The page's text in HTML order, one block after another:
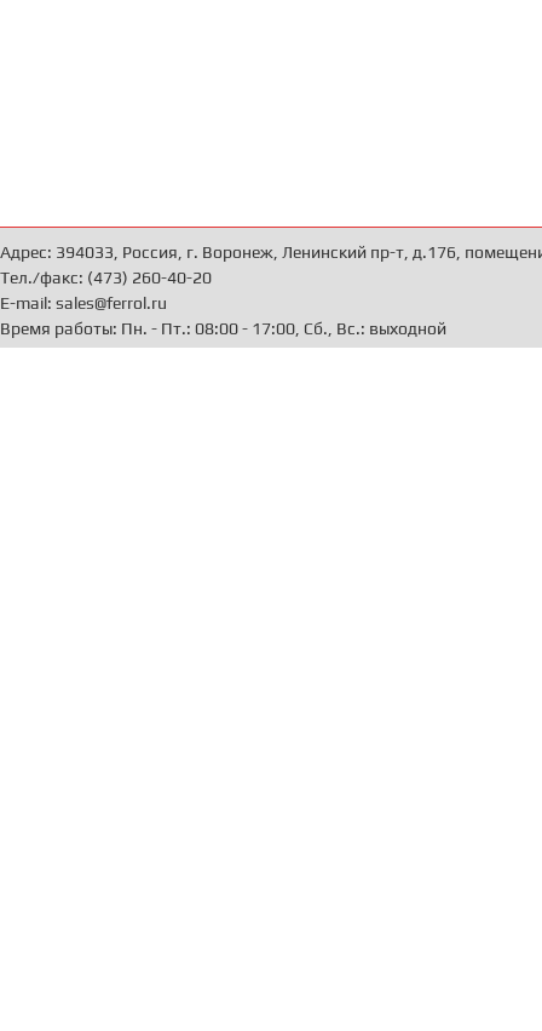
Адрес: 394033, Россия, г. Воронеж, Ленинский пр-т, д.176,
Тел./факс: (473) 260-40-20
E-mail: sales@ferrol.ru
Время работы: Пн. - Пт.: 08:00 - 17:00, Сб., Вс.: выходной